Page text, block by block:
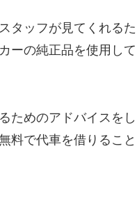
タッフが見てくれるた
ーの純正品を使用して
ためのアドバイスをし
料で代車を借りること